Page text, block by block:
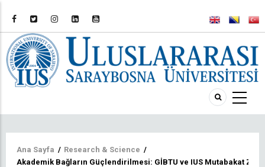
Sayfa
Ana Sayfa / Research & Science /
Akademik Bağların Güçlendirilmesi: GİBTU ve IUS Mutabakat